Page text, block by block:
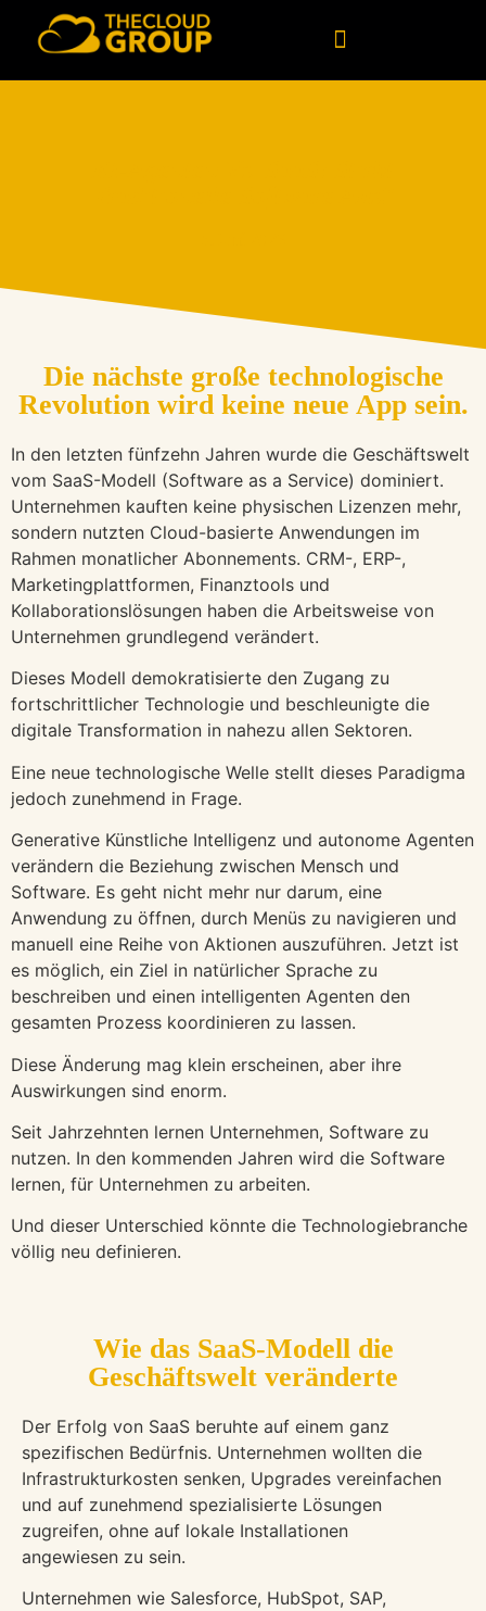
Die nächste große technologische
Revolution wird keine neue App sein.
In den letzten fünfzehn Jahren wurde die Geschäftswelt
vom SaaS-Modell (Software as a Service) dominiert.
Unternehmen kauften keine physischen Lizenzen mehr,
sondern nutzten Cloud-basierte Anwendungen im
Rahmen monatlicher Abonnements. CRM-, ERP-,
Marketingplattformen, Finanztools und
Kollaborationslösungen haben die Arbeitsweise von
Unternehmen grundlegend verändert.
Dieses Modell demokratisierte den Zugang zu
fortschrittlicher Technologie und beschleunigte die
digitale Transformation in nahezu allen Sektoren.
Eine neue technologische Welle stellt dieses Paradigma
jedoch zunehmend in Frage.
Generative Künstliche Intelligenz und autonome Agenten
verändern die Beziehung zwischen Mensch und
Software. Es geht nicht mehr nur darum, eine
Anwendung zu öffnen, durch Menüs zu navigieren und
manuell eine Reihe von Aktionen auszuführen. Jetzt ist
es möglich, ein Ziel in natürlicher Sprache zu
beschreiben und einen intelligenten Agenten den
gesamten Prozess koordinieren zu lassen.
Diese Änderung mag klein erscheinen, aber ihre
Auswirkungen sind enorm.
Seit Jahrzehnten lernen Unternehmen, Software zu
nutzen. In den kommenden Jahren wird die Software
lernen, für Unternehmen zu arbeiten.
Und dieser Unterschied könnte die Technologiebranche
völlig neu definieren.
Wie das SaaS-Modell die
Geschäftswelt veränderte
Der Erfolg von SaaS beruhte auf einem ganz
spezifischen Bedürfnis. Unternehmen wollten die
Infrastrukturkosten senken, Upgrades vereinfachen
und auf zunehmend spezialisierte Lösungen
zugreifen, ohne auf lokale Installationen
angewiesen zu sein.
Unternehmen wie Salesforce, HubSpot, SAP,